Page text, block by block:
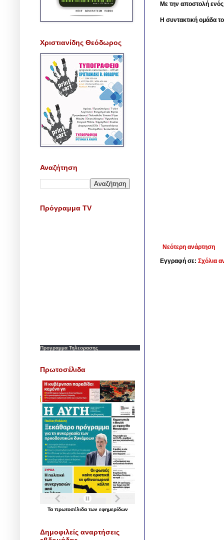
Με την αποστολή
Η συντακτική ομάδα
Νεότερη ανάρτηση
Εγγραφή σε: Σχόλια
Χριστιανίδης Θεόδωρος
Αναζήτηση
Πρόγραμμα TV
Προγραμμα Τηλεορασης
Πρωτοσέλιδα
Τα πρωτοσέλιδα των εφημερίδων
Δημοφιλείς αναρτήσεις